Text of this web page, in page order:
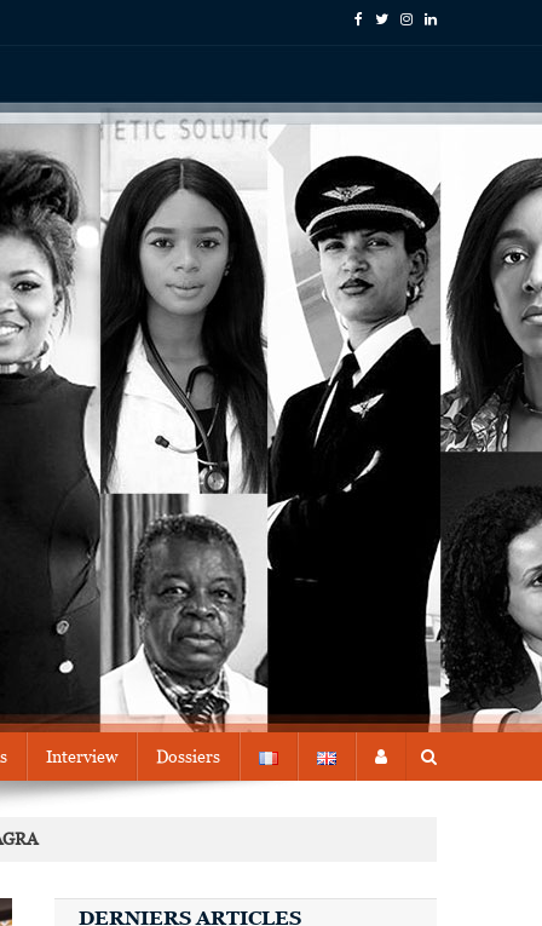
Interview Dossiers
DERNIERS ARTICLES